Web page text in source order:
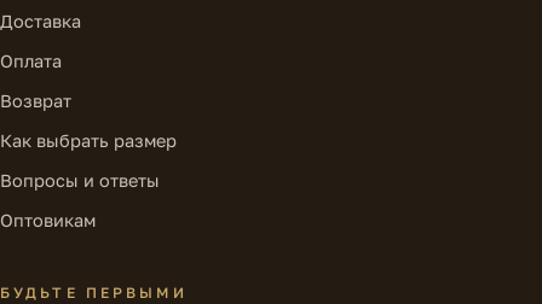
Доставка
Оплата
Возврат
Как выбрать размер
Вопросы и ответы
Оптовикам
БУДЬТЕ ПЕРВЫМИ